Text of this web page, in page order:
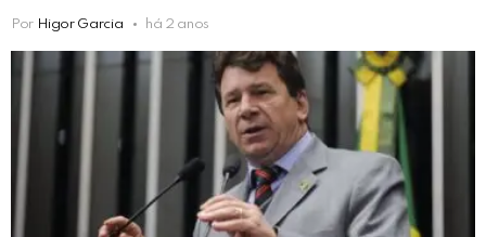
Por Higor Garcia há 2 anos